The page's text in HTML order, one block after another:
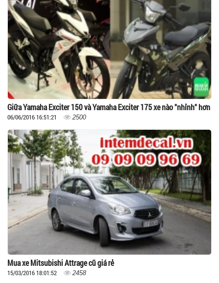
Giữa Yamaha Exciter 150 và Yamaha Exciter 175 xe nào "nhỉnh" hơn
06/06/2016 16:51:21 2500
Mua xe Mitsubishi Attrage cũ giá rẻ
15/03/2016 18:01:52 2458